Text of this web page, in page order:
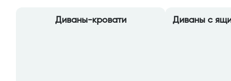
Диваны-кровати Диваны с